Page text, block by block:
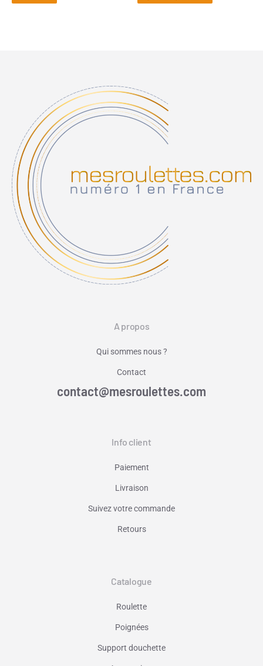
A propos
Qui sommes nous ?
Contact
contact@mesroulettes.com
Info client
Paiement
Livraison
Suivez votre commande
Retours
Catalogue
Roulette
Poignées
Support douchette